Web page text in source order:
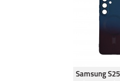
Samsung